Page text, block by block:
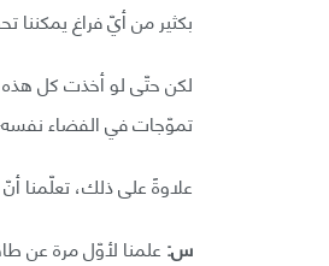
بكثير من أيّ فراغ يمكننا
لكن حتّى لو أخذت كل هذه
تموّجات في الفضاء نفسه-
علاوةً على ذلك، تعلّمنا
س: علمنا لأوّل مرة عن